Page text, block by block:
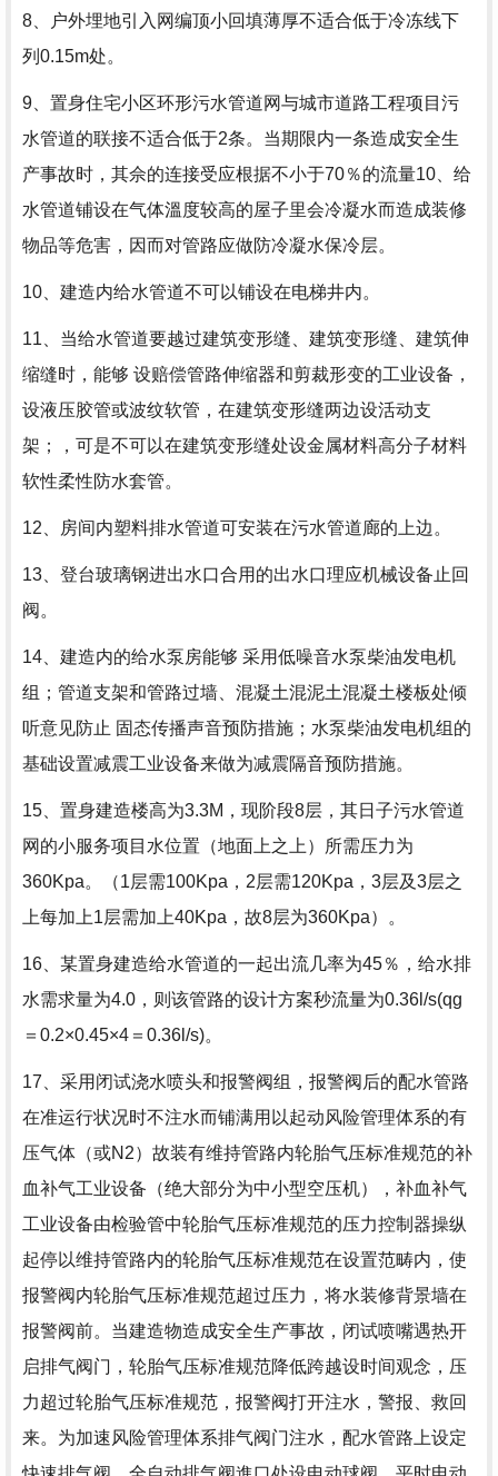
8、户外埋地引入网编顶小回填薄厚不适合低于冷冻线下
列0.15m处。
9、置身住宅小区环形污水管道网与城市道路工程项目污
水管道的联接不适合低于2条。当期限内一条造成安全生
产事故时，其佘的连接受应根据不小于70％的流量10、给
水管道铺设在气体溫度较高的屋子里会冷凝水而造成装修
物品等危害，因而对管路应做防冷凝水保冷层。
10、建造内给水管道不可以铺设在电梯井内。
11、当给水管道要越过建筑变形缝、建筑变形缝、建筑伸
缩缝时，能够 设赔偿管路伸缩器和剪裁形变的工业设备，
设液压胶管或波纹软管，在建筑变形缝两边设活动支
架；，可是不可以在建筑变形缝处设金属材料高分子材料
软性柔性防水套管。
12、房间内塑料排水管道可安装在污水管道廊的上边。
13、登台玻璃钢进出水口合用的出水口理应机械设备止回
阀。
14、建造内的给水泵房能够 采用低噪音水泵柴油发电机
组；管道支架和管路过墙、混凝土混泥土混凝土楼板处倾
听意见防止 固态传播声音预防措施；水泵柴油发电机组的
基础设置减震工业设备来做为减震隔音预防措施。
15、置身建造楼高为3.3M，现阶段8层，其日子污水管道
网的小服务项目水位置（地面上之上）所需压力为
360Kpa。（1层需100Kpa，2层需120Kpa，3层及3层之
上每加上1层需加上40Kpa，故8层为360Kpa）。
16、某置身建造给水管道的一起出流几率为45％，给水排
水需求量为4.0，则该管路的设计方案秒流量为0.36l/s(qg
＝0.2×0.45×4＝0.36l/s)。
17、采用闭试浇水喷头和报警阀组，报警阀后的配水管路
在准运行状况时不注水而铺满用以起动风险管理体系的有
压气体（或N2）故装有维持管路内轮胎气压标准规范的补
血补气工业设备（绝大部分为中小型空压机），补血补气
工业设备由检验管中轮胎气压标准规范的压力控制器操纵
起停以维持管路内的轮胎气压标准规范在设置范畴内，使
报警阀内轮胎气压标准规范超过压力，将水装修背景墙在
报警阀前。当建造物造成安全生产事故，闭试喷嘴遇热开
启排气阀门，轮胎气压标准规范降低跨越设时间观念，压
力超过轮胎气压标准规范，报警阀打开注水，警报、救回
来。为加速风险管理体系排气阀门注水，配水管路上设定